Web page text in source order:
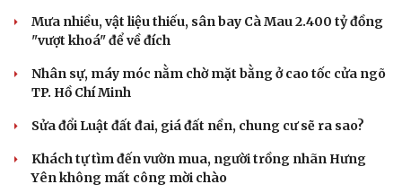
Mưa nhiều, vật liệu thiếu, sân bay Cà Mau 2.400 tỷ đồng
"vượt khoá" để về đích
Nhân sự, máy móc nằm chờ mặt bằng ở cao tốc cửa ngõ
TP. Hồ Chí Minh
Sửa đổi Luật đất đai, giá đất nền, chung cư sẽ ra sao?
Khách tự tìm đến vườn mua, người trồng nhãn Hưng
Yên không mất công mời chào